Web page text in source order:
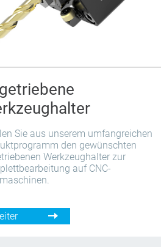
Sie aus unserem umfangreichen
den gewünschten
Werkzeughalter zur
auf CNC-